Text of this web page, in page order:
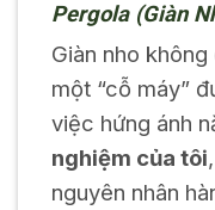
Pergola (Giàn
Giàn nho
một “cỗ máy”
việc hứng ánh
nghiệm của tôi
nguyên nhân